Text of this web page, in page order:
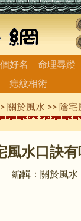
好名 命理尋蹤
痣紋相術
關於風水 >> 陰宅
風水口訣
編輯：關於風水